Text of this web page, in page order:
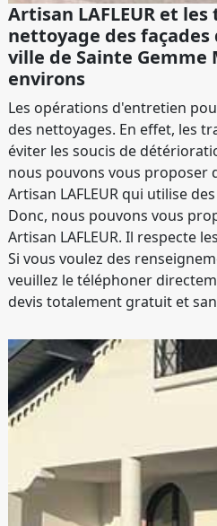
Artisan LAFLEUR et
nettoyage des façades
ville de Sainte Gemme
environs
Les opérations d'entretien
des nettoyages. En effet, les
éviter les soucis de
nous pouvons vous proposer
Artisan LAFLEUR qui utilise
Donc, nous pouvons vous
Artisan LAFLEUR. Il respecte
Si vous voulez des
veuillez le téléphoner
devis totalement gratuit et